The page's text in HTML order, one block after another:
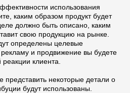
использования
каким образом продукт будет
должно быть описано, каким
свою продукцию на рынке.
определены целевые
рекламу и продвижение вы будете
клиента.
представить некоторые детали о
будут использованы.